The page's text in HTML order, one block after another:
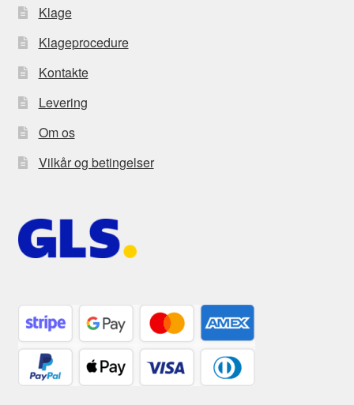
Klage
Klageprocedure
Kontakte
Levering
Om os
Vilkår og betingelser